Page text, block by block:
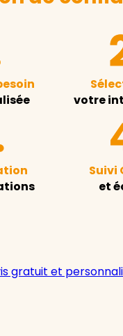
votre
Suivi
et
gratuit et